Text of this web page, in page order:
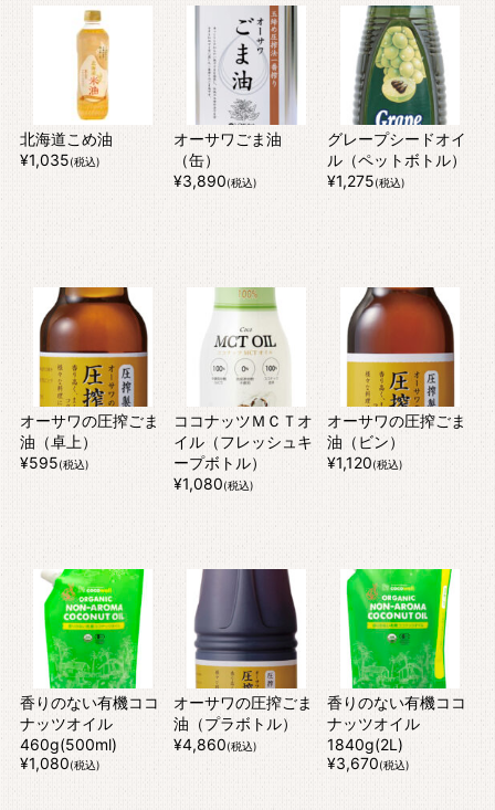
北海道こめ油
¥1,035(税込)
オーサワごま油
（缶）
¥3,890(税込)
グレープシードオイ
ル（ペットボトル）
¥1,275(税込)
オーサワの圧搾ごま
油（卓上）
¥595(税込)
ココナッツＭＣＴオ
イル（フレッシュキ
ープボトル）
¥1,080(税込)
オーサワの圧搾ごま
油（ビン）
¥1,120(税込)
香りのない有機ココ
ナッツオイル
460g(500ml)
¥1,080(税込)
オーサワの圧搾ごま
油（プラボトル）
¥4,860(税込)
香りのない有機ココ
ナッツオイル
1840g(2L)
¥3,670(税込)